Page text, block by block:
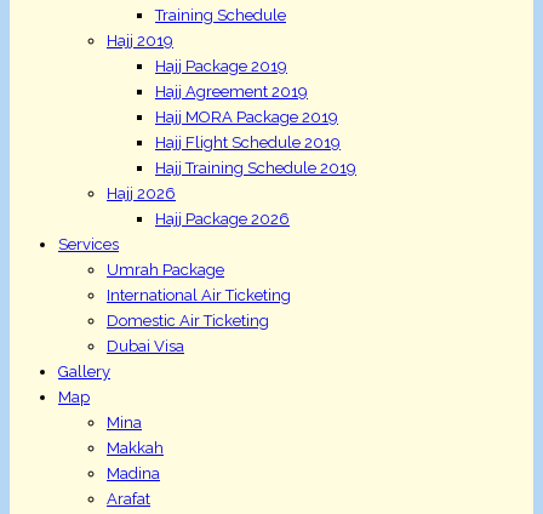
Training Schedule
Hajj 2019
Hajj Package 2019
Hajj Agreement 2019
Hajj MORA Package 2019
Hajj Flight Schedule 2019
Hajj Training Schedule 2019
Hajj 2026
Hajj Package 2026
Services
Umrah Package
International Air Ticketing
Domestic Air Ticketing
Dubai Visa
Gallery
Map
Mina
Makkah
Madina
Arafat